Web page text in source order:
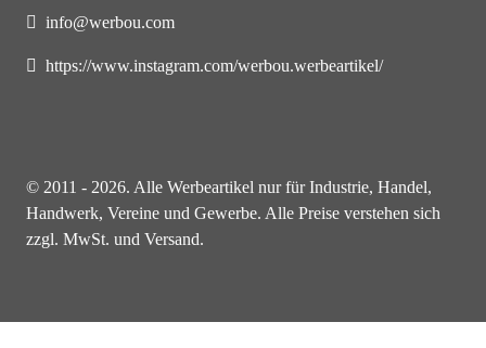
info@werbou.com
https://www.instagram.com/werbou.werbeartikel/
© 2011 - 2026. Alle Werbeartikel nur für Industrie, Handel,
Handwerk, Vereine und Gewerbe. Alle Preise verstehen sich
zzgl. MwSt. und Versand.